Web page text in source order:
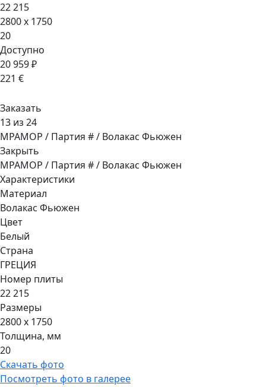
22 215
2800 x 1750
20
Доступно
20 959 ₽
221 €
Заказать
13 из 24
МРАМОР / Партия # / Волакас Фьюжен
Закрыть
МРАМОР / Партия # / Волакас Фьюжен
Характеристики
Материал
Волакас Фьюжен
Цвет
Белый
Страна
ГРЕЦИЯ
Номер плиты
22 215
Размеры
2800 x 1750
Толщина, мм
20
Скачать фото
Посмотреть фото в галерее